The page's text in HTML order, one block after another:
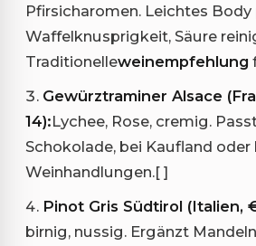
Pfirsicharomen. Leichtes Body
Waffelknusprigkeit, Säure
Traditionelleweinempfehlung
Gewürztraminer Alsace
14):Lychee, Rose, cremig.
Schokolade, bei Kaufland oder
Weinhandlungen.[ ]
Pinot Gris Südtirol (Italien,
birnig, nussig. Ergänzt